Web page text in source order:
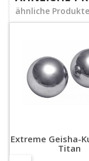
ähnliche
Extreme Geisha-
Titan